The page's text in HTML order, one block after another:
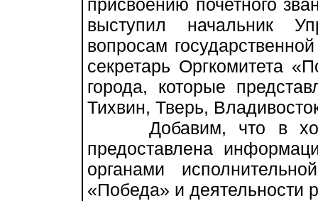
присвоению почетного
выступил начальник
вопросам
секретарь Оргкомитета
города, которые
Тихвин, Тверь,
Добавим, что в ходе
предоставлена
органами
«Победа» и деятельности